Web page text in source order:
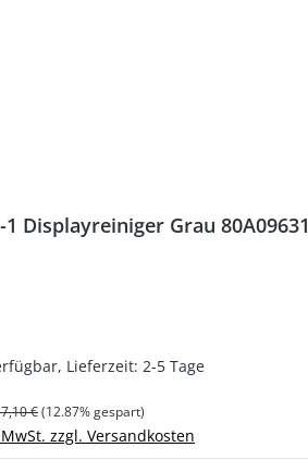
Displayreiniger Grau
Lieferzeit: 2-5 Tage
Preis:
€(12.87% gespart)
zzgl. Versandkosten